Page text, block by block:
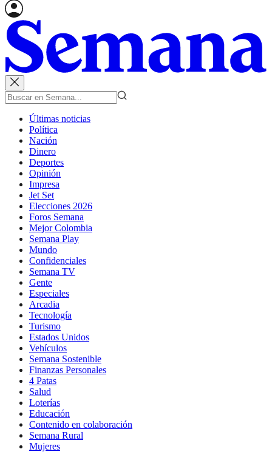
Últimas noticias
Política
Nación
Dinero
Deportes
Opinión
Impresa
Jet Set
Elecciones 2026
Foros Semana
Mejor Colombia
Semana Play
Mundo
Confidenciales
Semana TV
Gente
Especiales
Arcadia
Tecnología
Turismo
Estados Unidos
Vehículos
Semana Sostenible
Finanzas Personales
4 Patas
Salud
Loterías
Educación
Contenido en colaboración
Semana Rural
Mujeres